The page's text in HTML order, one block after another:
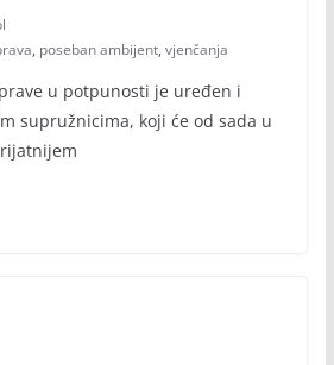
, poseban ambijent, vjenčanja
u potpunosti je uređen i
supružnicima, koji će od sada u